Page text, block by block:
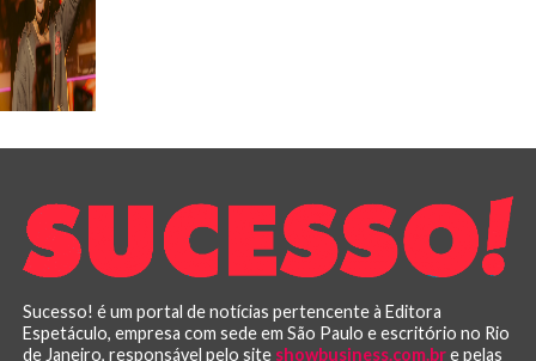
Sucesso! é um portal de notícias pertencente à Editora
Espetáculo, empresa com sede em São Paulo e escritório no Rio
de Janeiro, responsável pelo site showbusiness.com.bre pelas